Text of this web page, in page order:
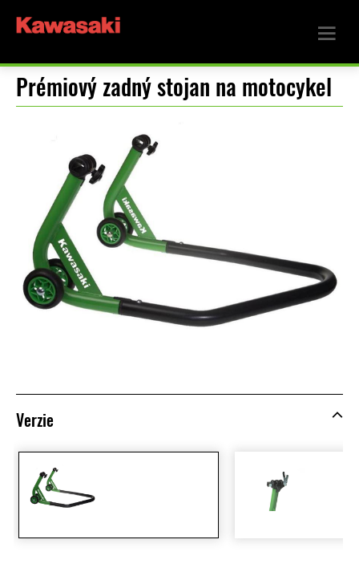
Prémiový zadný stojan na motocykel
Verzie